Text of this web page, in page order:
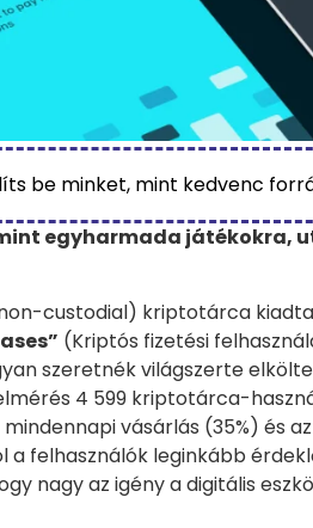
be minket, mint kedvenc
egyharmada játékokra,
custodial) kriptotárca
(Kriptós fizetési
szeretnék világszerte
4 599 kriptotárca-
vásárlás (35%) és
felhasználók leginkább
nagy az igény a digitális